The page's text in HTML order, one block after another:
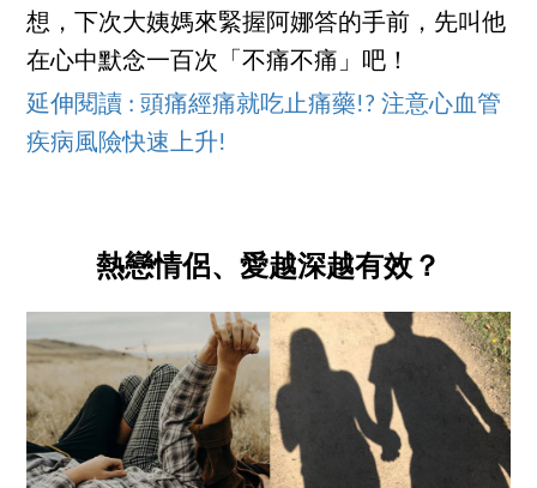
想，下次大姨媽來緊握阿娜答的手前，先叫他
在心中默念一百次「不痛不痛」吧！
延伸閱讀 : 頭痛經痛就吃止痛藥!? 注意心血管
疾病風險快速上升!
熱戀情侶、愛越深越有效？